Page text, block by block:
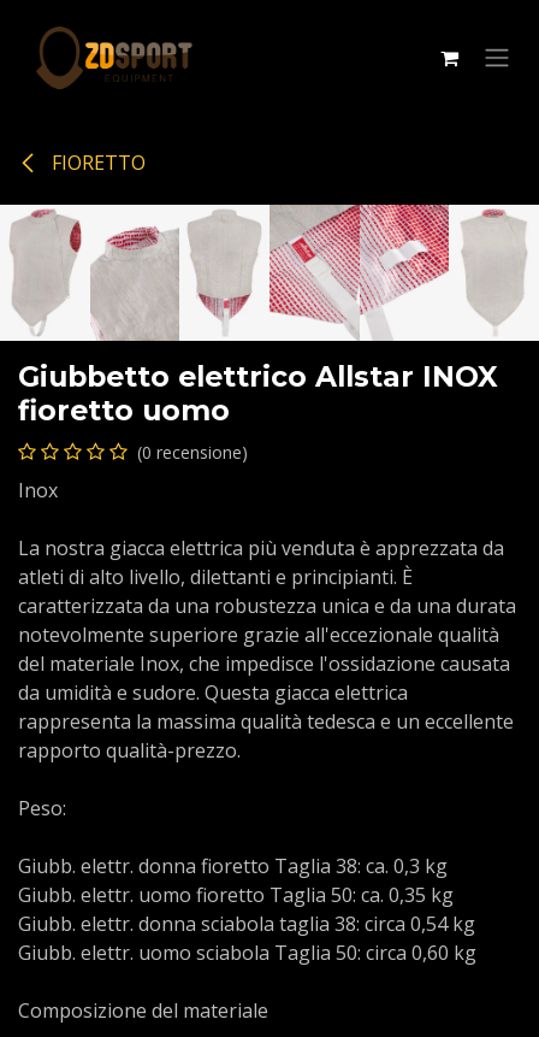
FIORETTO
Giubbetto elettrico Allstar INOX
fioretto uomo
(0 recensione)
Inox
La nostra giacca elettrica più venduta è apprezzata da
atleti di alto livello, dilettanti e principianti. È
caratterizzata da una robustezza unica e da una durata
notevolmente superiore grazie all'eccezionale qualità
del materiale Inox, che impedisce l'ossidazione causata
da umidità e sudore. Questa giacca elettrica
rappresenta la massima qualità tedesca e un eccellente
rapporto qualità-prezzo.
Peso:
Giubb. elettr. donna fioretto Taglia 38: ca. 0,3 kg
Giubb. elettr. uomo fioretto Taglia 50: ca. 0,35 kg
Giubb. elettr. donna sciabola taglia 38: circa 0,54 kg
Giubb. elettr. uomo sciabola Taglia 50: circa 0,60 kg
Composizione del materiale